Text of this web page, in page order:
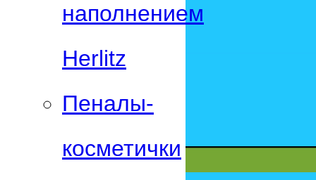
наполнением
Herlitz
Пеналы-
косметички